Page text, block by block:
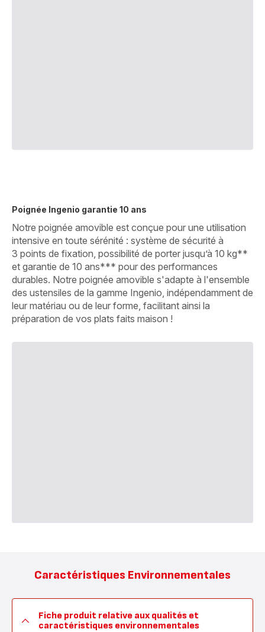
Poignée Ingenio garantie 10 ans
Notre poignée amovible est conçue pour une utilisation
intensive en toute sérénité : système de sécurité à
3 points de fixation, possibilité de porter jusqu’à 10 kg**
et garantie de 10 ans*** pour des performances
durables. Notre poignée amovible s'adapte à l'ensemble
des ustensiles de la gamme Ingenio, indépendamment de
leur matériau ou de leur forme, facilitant ainsi la
préparation de vos plats faits maison !
Caractéristiques Environnementales
Fiche produit relative aux qualités et
caractéristiques environnementales